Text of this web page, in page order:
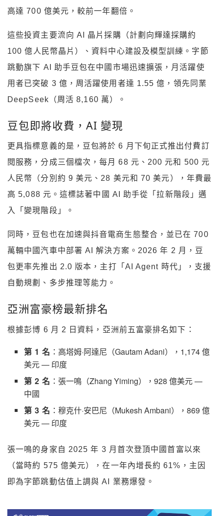
高達 700 億美元，較前一年翻倍。
這些投資主要流向 AI 晶片採購（計劃向輝達採購約
100 億人民幣晶片）、資料中心建設及模型訓練。字節
跳動旗下 AI 助手豆包在中國市場迅速擴張，月活躍使
用者已突破 3 億，周活躍使用者達 1.55 億，領先同業
DeepSeek（周活 8,160 萬）。
豆包即將收費，AI 變現
更具指標意義的是，豆包將於 6 月下旬正式推出付費訂
閱服務，分成三個檔次，每月 68 元、200 元和 500 元
人民幣（分別約 9 美元、28 美元和 70 美元），年費最
高 5,088 元。這標誌著中國 AI 助手從「拉新階段」邁
入「變現階段」。
同時，豆包也在加速與抖音電商生態整合，並已在 700
萬輛中國汽車中部署 AI 解決方案。2026 年 2 月，豆
包更率先推出 2.0 版本，主打「AI Agent 時代」，支援
自動規劃、多步推理等能力。
亞洲富豪榜最新排名
根據彭博 6 月 2 日資料，亞洲前五富豪排名如下：
第 1 名 ：高塔姆·阿達尼（Gautam Adani），1,174 億
美元 — 印度
第 2 名 ：張一鳴（Zhang Yiming），928 億美元 —
中國
第 3 名 ：穆克什·安巴尼（Mukesh Ambani），869 億
美元 — 印度
張一鳴的身家自 2025 年 3 月首次登頂中國首富以來
（當時約 575 億美元），在一年內增長約 61%，主因
即為字節跳動估值上調與 AI 業務爆發。